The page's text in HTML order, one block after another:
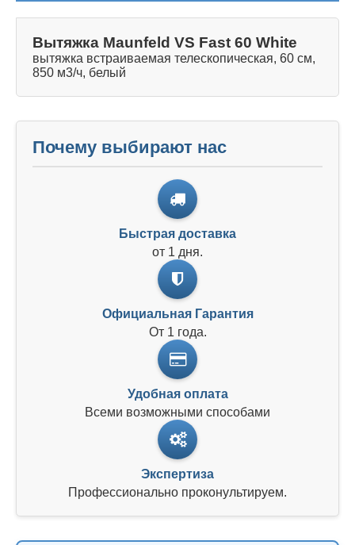
Вытяжка Maunfeld VS Fast 60 White
вытяжка встраиваемая телескопическая, 60 см,
850 м3/ч, белый
Почему выбирают нас
Быстрая доставка
от 1 дня.
Официальная Гарантия
От 1 года.
Удобная оплата
Всеми возможными способами
Экспертиза
Профессионально проконультируем.